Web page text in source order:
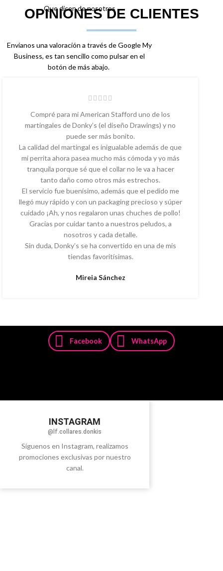
Que dicen de nosotros
OPINIONES DE CLIENTES
Envíanos una valoración a través de Google My
Business, es tan sencillo como pulsar en el
botón de más abajo.
Compré para mi American Stafford uno de los
martingales de Donky’s (el diseño Drawings) y no
puede ser más bonito.
La calidad del martingal es inigualable además de que
mi perrita ahora pasea mucho más cómoda y yo más
tranquila porque sé que el collar no le va a hacer
tanto daño como otros más estrechos.
El servicio fue buenísimo, además que el pedido me
llegó muy rápido y con un packaging precioso y súper
cuidado ¡Ah, y nos regalaron unas chuches de pollo!
Gracias por cuidar tanto a nuestros peludos, a
nosotros y cada detalle.
Sin duda, Donky’s se ha convertido en una de mis
tiendas favoritísimas.
Mireia Sánchez
Facebook WhatsApp
INSTAGRAM
@lf.collares.donkis
Síguenos en Instagram, realizamos
promociones exclusivas por nuestro
canal.